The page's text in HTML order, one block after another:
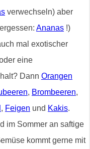
verwechseln) aber
Ananas !)
mal exotischer
eine
Dann Orangen
, Brombeeren,
, Feigen und Kakis.
im Sommer an saftige
kommt gerne mit